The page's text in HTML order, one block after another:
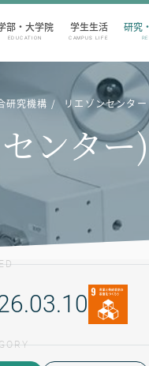
部・大学院
EDUCATION
学生生活
CAMPUS LIFE
研究
研究機構 リエゾンセンター
ンター)